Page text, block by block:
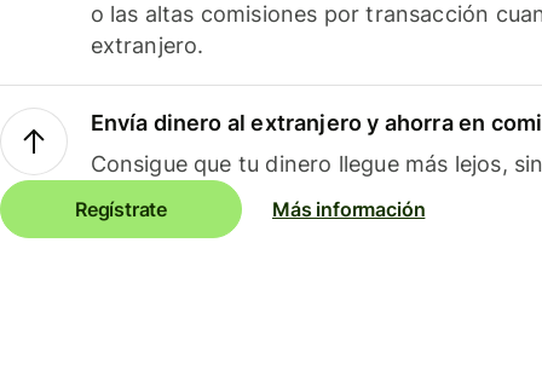
o las altas comisiones por transacción
extranjero.
Envía dinero al extranjero y ahorra en
Consigue que tu dinero llegue más lejos,
Regístrate Más información